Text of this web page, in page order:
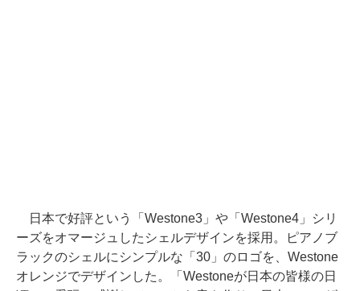
日本で好評という「Westone3」や「Westone4」シリ
ーズをオマージュしたシェルデザインを採用。ピアノブ
ラックのシェルにシンプルな「30」のロゴを、Westone
オレンジでデザインした。「Westoneが日本の皆様の日